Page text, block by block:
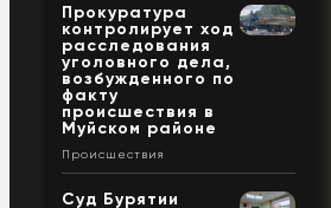
Прокуратура
контролирует ход
расследования
уголовного дела,
возбужденного по
факту
происшествия в
Муйском районе
Происшествия
Суд Бурятии